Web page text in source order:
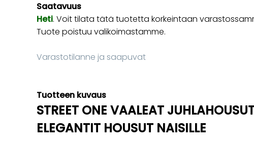
Saatavuus
Heti. Voit tilata tätä tuotetta korkeintaan
Tuote poistuu valikoimastamme.
Varastotilanne ja saapuvat
Tuotteen kuvaus
STREET ONE VAALEAT
ELEGANTIT HOUSUT NAISILLE